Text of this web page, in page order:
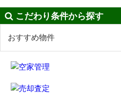
こだわり条件から探す
おすすめ物件